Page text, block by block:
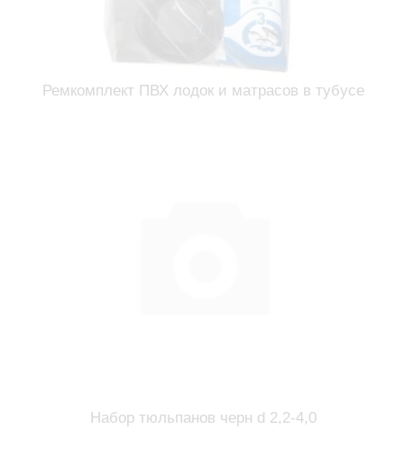
Ремкомплект ПВХ лодок и матрасов в тубусе
Набор тюльпанов черн d 2,2-4,0